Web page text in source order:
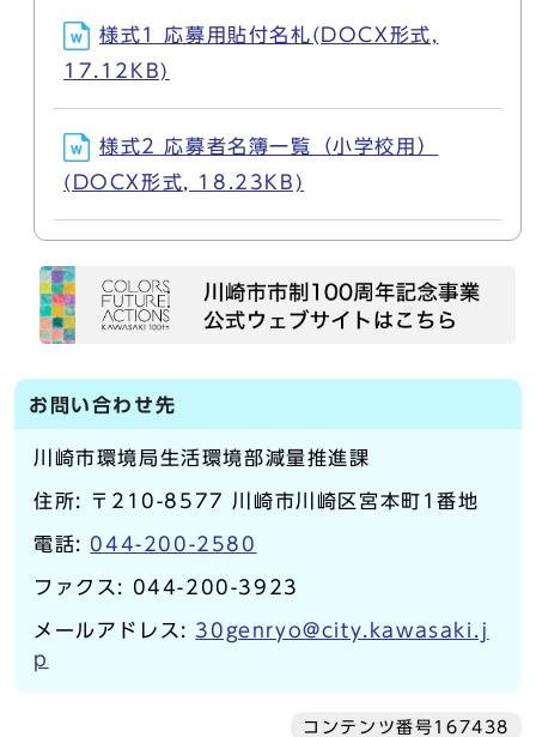
様式1 応募用貼付名札(DOCX形式,
17.12KB)
様式2 応募者名簿一覧（小学校用）
(DOCX形式, 18.23KB)
お問い合わせ先
川崎市環境局生活環境部減量推進課
住所: 〒210-8577 川崎市川崎区宮本町1番地
電話: 044-200-2580
ファクス: 044-200-3923
メールアドレス: 30genryo@city.kawasaki.j
p
コンテンツ番号167438